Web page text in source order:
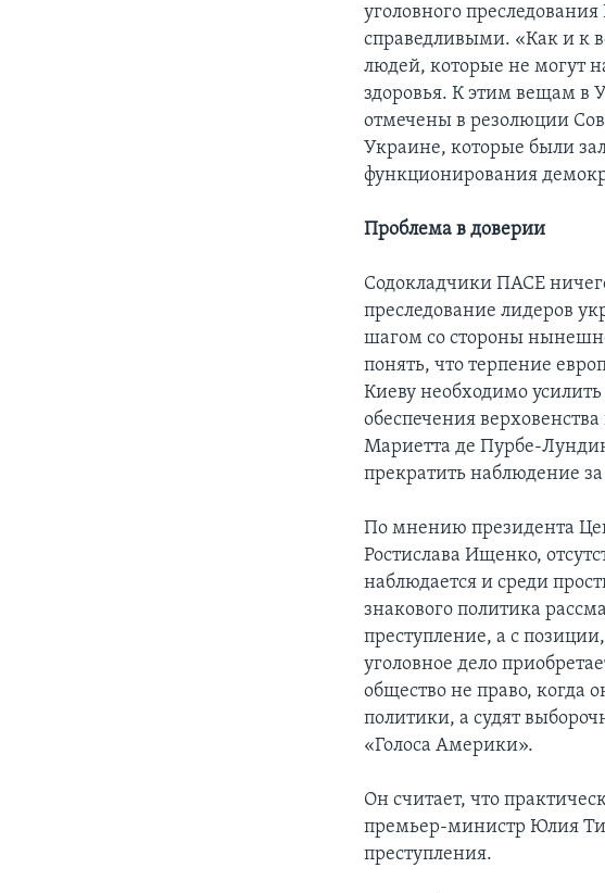
уголовного
справедливыми. «Как и к
людей, которые не могут
здоровья. К этим вещам в
отмечены в резолюции
Украине, которые были
функционирования
Проблема в доверии
Содокладчики ПАСЕ
преследование лидеров
шагом со стороны
понять, что терпение
Киеву необходимо усилить
обеспечения
Мариетта де Пурбе-
прекратить наблюдение
По мнению президента
Ростислава Ищенко,
наблюдается и среди
знакового политика
преступление, а с
уголовное дело
общество не право, когда
политики, а судят
«Голоса Америки».
Он считает, что
премьер-министр Юлия
преступления.